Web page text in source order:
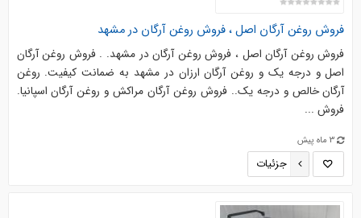
فروش روغن آرگان اصل ، فروش روغن آرگان در مشهد
فروش روغن آرگان اصل ، فروش روغن آرگان در مشهد. . فروش روغن آرگان
اصل و درجه یک و روغن آرگان ارزان در مشهد به ضمانت کیفیت. روغن
آرگان خالص و درجه یک.. فروش روغن آرگان مراکش و روغن آرگان اسپانیا.
فروش ...
3 ماه پیش
جزئیات